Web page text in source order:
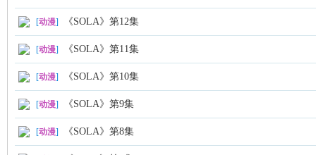
[动漫] 《SOLA》第12集
[动漫] 《SOLA》第11集
[动漫] 《SOLA》第10集
[动漫] 《SOLA》第9集
[动漫] 《SOLA》第8集